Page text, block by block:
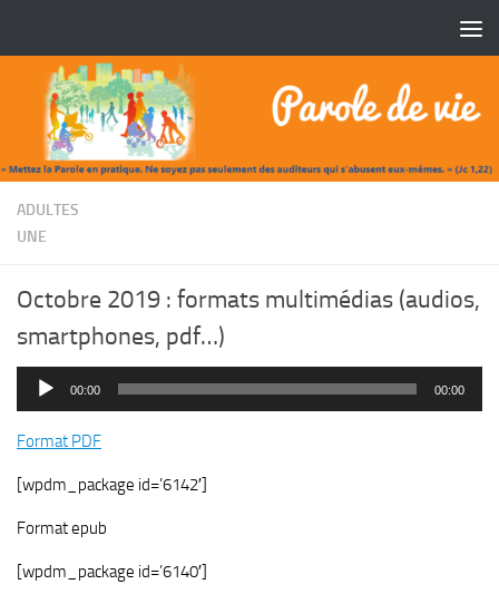
ADULTES
UNE
Octobre 2019 : formats multimédias (audios,
smartphones, pdf…)
Lecteur
00:00 00:00
Format PDF
[wpdm_package id=’6142′]
Format epub
[wpdm_package id=’6140′]